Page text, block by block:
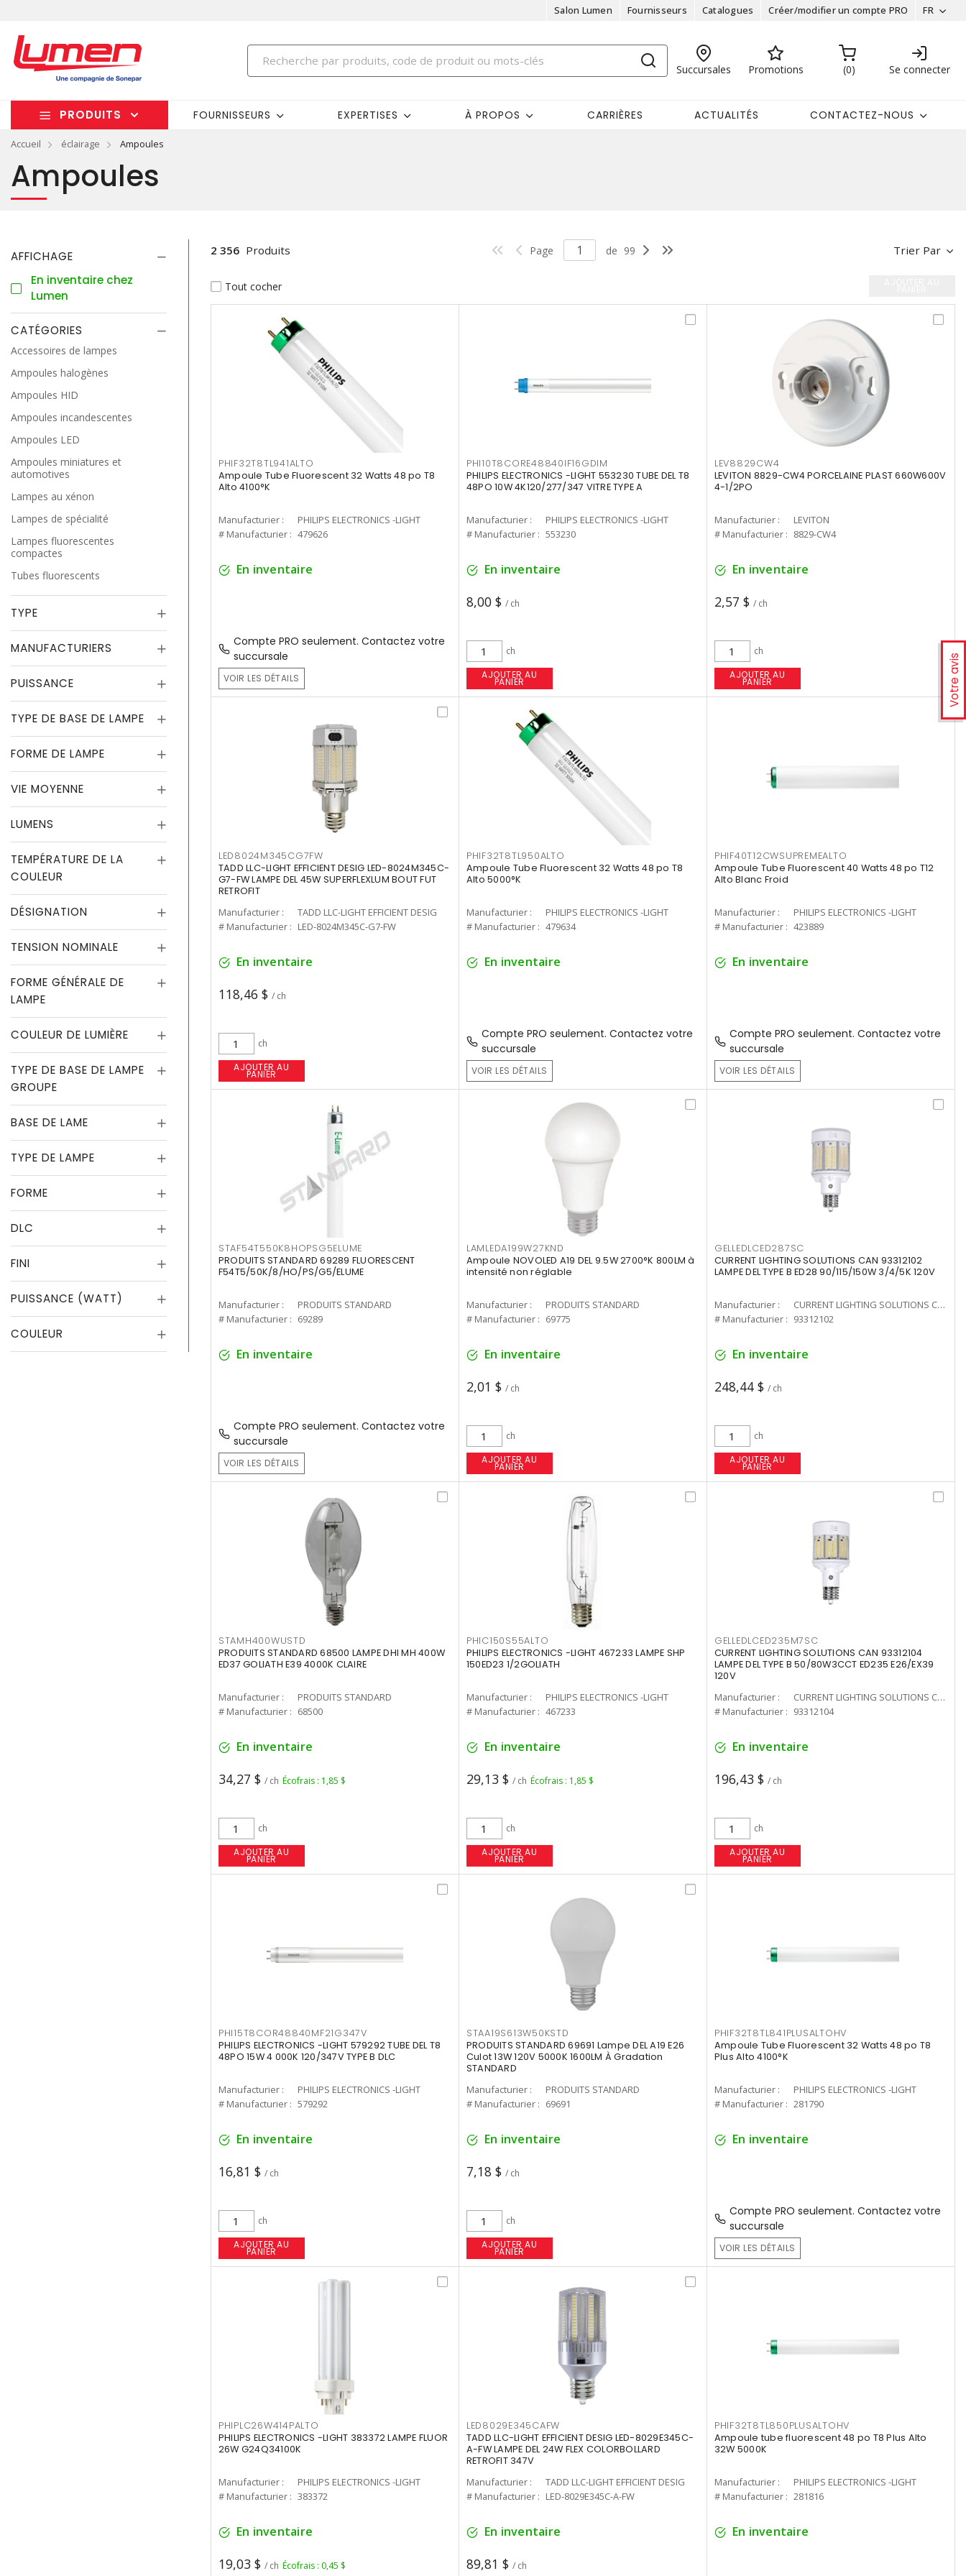
Salon Lumen Fournisseurs Catalogues Créer/modifier un compte PRO FR
Succursales Promotions 0 Se connecter
PRODUITS FOURNISSEURS EXPERTISES À PROPOS CARRIÈRES ACTUALITÉS CONTACTEZ-NOUS
Accueil éclairage Ampoules
Votre avis
Ampoules
AFFICHAGE
En inventaire chez
Lumen
CATÉGORIES
Accessoires de lampes
Ampoules halogènes
Ampoules HID
Ampoules incandescentes
Ampoules LED
Ampoules miniatures et
automotives
Lampes au xénon
Lampes de spécialité
Lampes fluorescentes
compactes
Tubes fluorescents
TYPE
MANUFACTURIERS
PUISSANCE
TYPE DE BASE DE LAMPE
FORME DE LAMPE
VIE MOYENNE
LUMENS
TEMPÉRATURE DE LA
COULEUR
DÉSIGNATION
TENSION NOMINALE
FORME GÉNÉRALE DE
LAMPE
COULEUR DE LUMIÈRE
TYPE DE BASE DE LAMPE
GROUPE
BASE DE LAME
TYPE DE LAMPE
FORME
DLC
FINI
PUISSANCE (WATT)
COULEUR
Trier Par
2 356 Produits Page de 99
Tout cocher
PHIF32T8TL941ALTO
Ampoule Tube Fluorescent 32 Watts 48 po T8
Alto 4100°K
Manufacturier :
PHILIPS ELECTRONICS -LIGHT
# Manufacturier : 479626
En inventaire
Compte PRO seulement. Contactez votre
succursale
VOIR LES DÉTAILS
PHI10T8CORE48840IF16GDIM
PHILIPS ELECTRONICS -LIGHT 553230 TUBE DEL T8
48PO 10W 4K120/277/347 VITRE TYPE A
Manufacturier :
PHILIPS ELECTRONICS -LIGHT
# Manufacturier : 553230
En inventaire
8,00 $ / ch
ch
AJOUTER AU
PANIER
LEV8829CW4
LEVITON 8829-CW4 PORCELAINE PLAST 660W600V
4-1/2PO
Manufacturier :
LEVITON
# Manufacturier : 8829-CW4
En inventaire
2,57 $ / ch
ch
AJOUTER AU
PANIER
LED8024M345CG7FW
TADD LLC-LIGHT EFFICIENT DESIG LED-8024M345C-
G7-FW LAMPE DEL 45W SUPERFLEXLUM BOUT FUT
RETROFIT
Manufacturier :
TADD LLC-LIGHT EFFICIENT DESIG
# Manufacturier : LED-8024M345C-G7-FW
En inventaire
118,46 $ / ch
ch
AJOUTER AU
PANIER
PHIF32T8TL950ALTO
Ampoule Tube Fluorescent 32 Watts 48 po T8
Alto 5000°K
Manufacturier :
PHILIPS ELECTRONICS -LIGHT
# Manufacturier : 479634
En inventaire
Compte PRO seulement. Contactez votre
succursale
VOIR LES DÉTAILS
PHIF40T12CWSUPREMEALTO
Ampoule Tube Fluorescent 40 Watts 48 po T12
Alto Blanc Froid
Manufacturier :
PHILIPS ELECTRONICS -LIGHT
# Manufacturier : 423889
En inventaire
Compte PRO seulement. Contactez votre
succursale
VOIR LES DÉTAILS
STAF54T550K8HOPSG5ELUME
PRODUITS STANDARD 69289 FLUORESCENT
F54T5/50K/8/HO/PS/G5/ELUME
Manufacturier :
PRODUITS STANDARD
# Manufacturier : 69289
En inventaire
Compte PRO seulement. Contactez votre
succursale
VOIR LES DÉTAILS
LAMLEDA199W27KND
Ampoule NOVOLED A19 DEL 9.5W 2700°K 800LM à
intensité non réglable
Manufacturier :
PRODUITS STANDARD
# Manufacturier : 69775
En inventaire
2,01 $ / ch
ch
AJOUTER AU
PANIER
GELLEDLCED287SC
CURRENT LIGHTING SOLUTIONS CAN 93312102
LAMPE DEL TYPE B ED28 90/115/150W 3/4/5K 120V
Manufacturier :
CURRENT LIGHTING SOLUTIONS CAN
# Manufacturier : 93312102
En inventaire
248,44 $ / ch
ch
AJOUTER AU
PANIER
STAMH400WUSTD
PRODUITS STANDARD 68500 LAMPE DHI MH 400W
ED37 GOLIATH E39 4000K CLAIRE
Manufacturier :
PRODUITS STANDARD
# Manufacturier : 68500
En inventaire
34,27 $ / ch Écofrais : 1,85 $
ch
AJOUTER AU
PANIER
PHIC150S55ALTO
PHILIPS ELECTRONICS -LIGHT 467233 LAMPE SHP
150ED23 1/2GOLIATH
Manufacturier :
PHILIPS ELECTRONICS -LIGHT
# Manufacturier : 467233
En inventaire
29,13 $ / ch Écofrais : 1,85 $
ch
AJOUTER AU
PANIER
GELLEDLCED235M7SC
CURRENT LIGHTING SOLUTIONS CAN 93312104
LAMPE DEL TYPE B 50/80W3CCT ED235 E26/EX39
120V
Manufacturier :
CURRENT LIGHTING SOLUTIONS CAN
# Manufacturier : 93312104
En inventaire
196,43 $ / ch
ch
AJOUTER AU
PANIER
PHI15T8COR48840MF21G347V
PHILIPS ELECTRONICS -LIGHT 579292 TUBE DEL T8
48PO 15W 4 000K 120/347V TYPE B DLC
Manufacturier :
PHILIPS ELECTRONICS -LIGHT
# Manufacturier : 579292
En inventaire
16,81 $ / ch
ch
AJOUTER AU
PANIER
STAA19S613W50KSTD
PRODUITS STANDARD 69691 Lampe DEL A19 E26
Culot 13W 120V 5000K 1600LM À Gradation
STANDARD
Manufacturier :
PRODUITS STANDARD
# Manufacturier : 69691
En inventaire
7,18 $ / ch
ch
AJOUTER AU
PANIER
PHIF32T8TL841PLUSALTOHV
Ampoule Tube Fluorescent 32 Watts 48 po T8
Plus Alto 4100°K
Manufacturier :
PHILIPS ELECTRONICS -LIGHT
# Manufacturier : 281790
En inventaire
Compte PRO seulement. Contactez votre
succursale
VOIR LES DÉTAILS
PHIPLC26W414PALTO
PHILIPS ELECTRONICS -LIGHT 383372 LAMPE FLUOR
26W G24Q34100K
Manufacturier :
PHILIPS ELECTRONICS -LIGHT
# Manufacturier : 383372
En inventaire
19,03 $ / ch Écofrais : 0,45 $
LED8029E345CAFW
TADD LLC-LIGHT EFFICIENT DESIG LED-8029E345C-
A-FW LAMPE DEL 24W FLEX COLORBOLLARD
RETROFIT 347V
Manufacturier :
TADD LLC-LIGHT EFFICIENT DESIG
# Manufacturier : LED-8029E345C-A-FW
En inventaire
89,81 $ / ch
PHIF32T8TL850PLUSALTOHV
Ampoule tube fluorescent 48 po T8 Plus Alto
32W 5000K
Manufacturier :
PHILIPS ELECTRONICS -LIGHT
# Manufacturier : 281816
En inventaire